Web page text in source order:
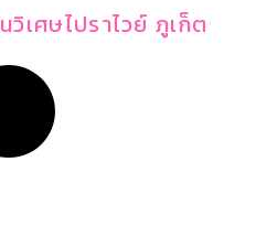
เศษไปราไวย์ ภูเก็ต